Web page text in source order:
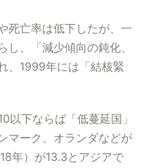
死亡率は低下したが、一
、「減少傾向の鈍化、
、1999年には「結核緊
下ならば「低蔓延国」
マーク、オランダなどが
年）が13.3とアジアで